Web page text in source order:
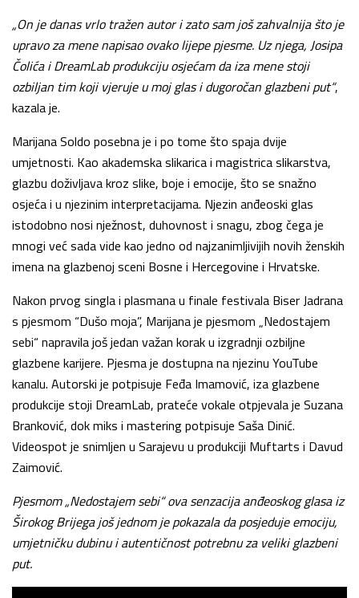
„On je danas vrlo tražen autor i zato sam još zahvalnija što je
upravo za mene napisao ovako lijepe pjesme. Uz njega, Josipa
Čolića i DreamLab produkciju osjećam da iza mene stoji
ozbiljan tim koji vjeruje u moj glas i dugoročan glazbeni put“,
kazala je.
Marijana Soldo posebna je i po tome što spaja dvije
umjetnosti. Kao akademska slikarica i magistrica slikarstva,
glazbu doživljava kroz slike, boje i emocije, što se snažno
osjeća i u njezinim interpretacijama. Njezin anđeoski glas
istodobno nosi nježnost, duhovnost i snagu, zbog čega je
mnogi već sada vide kao jedno od najzanimljivijih novih ženskih
imena na glazbenoj sceni Bosne i Hercegovine i Hrvatske.
Nakon prvog singla i plasmana u finale festivala Biser Jadrana
s pjesmom “Dušo moja”, Marijana je pjesmom „Nedostajem
sebi“ napravila još jedan važan korak u izgradnji ozbiljne
glazbene karijere. Pjesma je dostupna na njezinu YouTube
kanalu. Autorski je potpisuje Feđa Imamović, iza glazbene
produkcije stoji DreamLab, prateće vokale otpjevala je Suzana
Branković, dok miks i mastering potpisuje Saša Dinić.
Videospot je snimljen u Sarajevu u produkciji Muftarts i Davud
Zaimović.
Pjesmom „Nedostajem sebi“ ova senzacija anđeoskog glasa iz
Širokog Brijega još jednom je pokazala da posjeduje emociju,
umjetničku dubinu i autentičnost potrebnu za veliki glazbeni
put.